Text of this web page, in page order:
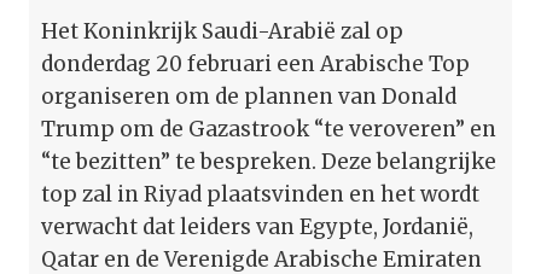
Het Koninkrijk Saudi-Arabië zal op
donderdag 20 februari een Arabische Top
organiseren om de plannen van Donald
Trump om de Gazastrook “te veroveren” en
“te bezitten” te bespreken. Deze belangrijke
top zal in Riyad plaatsvinden en het wordt
verwacht dat leiders van Egypte, Jordanië,
Qatar en de Verenigde Arabische Emiraten